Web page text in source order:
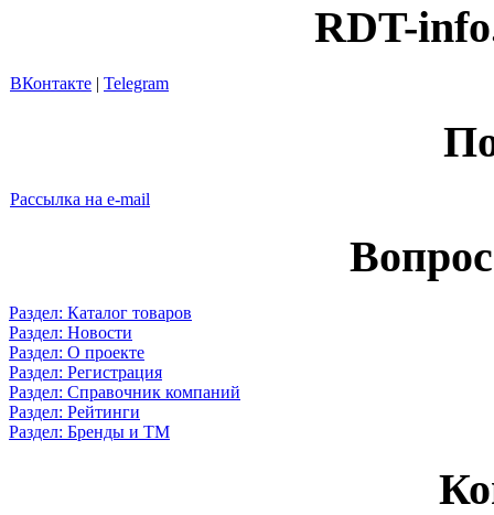
RDT-
ВКонтакте | Telegram
Рассылка на e-mail
Раздел: Каталог товаров
Раздел: Новости
Раздел: О проекте
Раздел: Регистрация
Раздел: Справочник компаний
Раздел: Рейтинги
Раздел: Бренды и ТМ